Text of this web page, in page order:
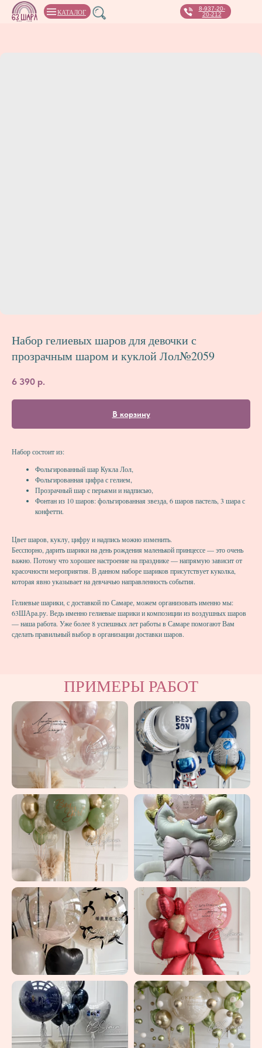
8-937-20-
20-212
КАТАЛОГ
Набор гелиевых шаров для девочки с
прозрачным шаром и куклой Лол№2059
6 390 р.
В корзину
Набор состоит из:
Фольгированный шар Кукла Лол,
Фольгированная цифра с гелием,
Прозрачный шар с перьями и надписью,
Фонтан из 10 шаров: фольгированная звезда, 6 шаров пастель, 3 шара с
конфетти.
Цвет шаров, куклу, цифру и надпись можно изменить.
Бесспорно, дарить шарики на день рождения маленькой принцессе — это очень
важно. Потому что хорошее настроение на празднике — напрямую зависит от
красочности мероприятия. В данном наборе шариков присутствует куколка,
которая явно указывает на девчачью направленность события.
Гелиевые шарики, с доставкой по Самаре, можем организовать именно мы:
63ШАра.ру. Ведь именно гелиевые шарики и композиции из воздушных шаров
— наша работа. Уже более 8 успешных лет работы в Самаре помогают Вам
сделать правильный выбор в организации доставки шаров.
ПРИМЕРЫ РАБОТ